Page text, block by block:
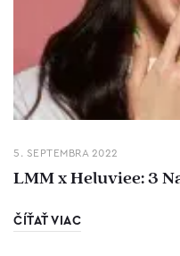
5. SEPTEMBRA 2022
LMM x Heluviee: 3
ČÍŤAŤ VIAC